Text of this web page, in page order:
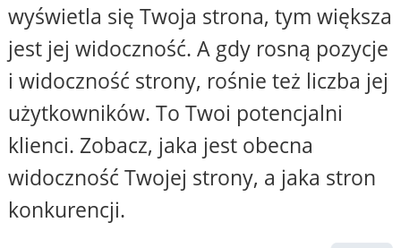
wyświetla się Twoja strona, tym większa
jest jej widoczność. A gdy rosną pozycje
i widoczność strony, rośnie też liczba jej
użytkowników. To Twoi potencjalni
klienci. Zobacz, jaka jest obecna
widoczność Twojej strony, a jaka stron
konkurencji.